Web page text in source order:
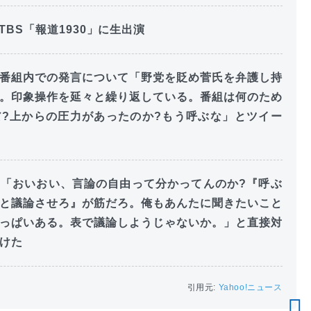
「報道1930」に生出演
組内での発言について「野党を貶め菅氏を弁護し持
印象操作を延々と繰り返している。番組は何のため
上からの圧力があったのか?もう呼ぶな」とツイー
おいおい、言論の自由って分かってんのか?『呼ぶ
議論させろ』が筋だろ。俺もあんたに聞きたいこと
ぱいある。表で議論しようじゃないか。」と直接対
た
引用元: Yahoo!ニュース